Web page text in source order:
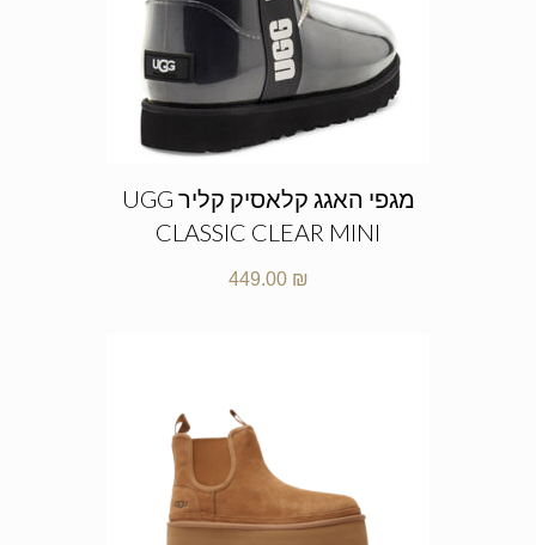
מגפי האגג קלאסיק קליר UGG
CLASSIC CLEAR MINI
449.00 ₪